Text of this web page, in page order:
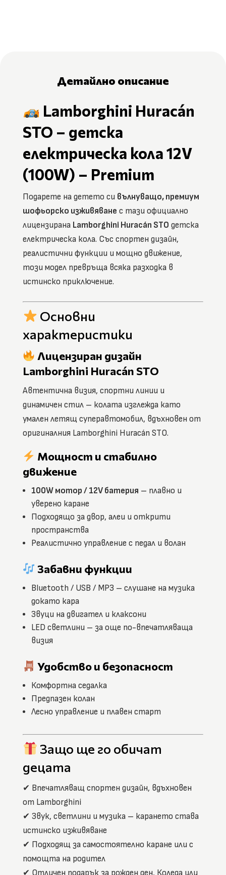
Детайлно описание
Lamborghini Huracán
STO – детска
електрическа кола 12V
(100W) – Premium
Подарете на детето си вълнуващо, премиум
шофьорско изживяване с тази официално
лицензирана Lamborghini Huracán STO детска
електрическа кола. Със спортен дизайн,
реалистични функции и мощно движение,
този модел превръща всяка разходка в
истинско приключение.
Основни
характеристики
Лицензиран дизайн
Lamborghini Huracán STO
Автентична визия, спортни линии и
динамичен стил – колата изглежда като
умален летящ суперавтомобил, вдъхновен от
оригиналния Lamborghini Huracán STO.
Мощност и стабилно
движение
100W мотор / 12V батерия – плавно и
уверено каране
Подходящо за двор, алеи и открити
пространства
Реалистично управление с педал и волан
Забавни функции
Bluetooth / USB / MP3 – слушане на музика
докато кара
Звуци на двигател и клаксони
LED светлини – за още по-впечатляваща
визия
Удобство и безопасност
Комфортна седалка
Предпазен колан
Лесно управление и плавен старт
Защо ще го обичат
децата
✔ Впечатляващ спортен дизайн, вдъхновен
от Lamborghini
✔ Звук, светлини и музика – карането става
истинско изживяване
✔ Подходящ за самостоятелно каране или с
помощта на родител
✔ Отличен подарък за рожден ден, Коледа или